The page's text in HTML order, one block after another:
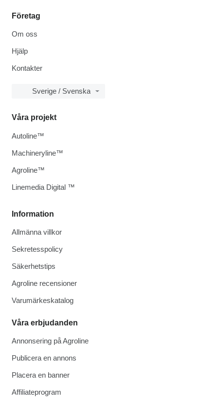
Företag
Om oss
Hjälp
Kontakter
Sverige / Svenska
Information
Allmänna villkor
Sekretesspolicy
Säkerhetstips
Agroline recensioner
Varumärkeskatalog
Våra erbjudanden
Annonsering på Agroline
Publicera en annons
Placera en banner
Affiliateprogram
Våra projekt
Autoline™
Machineryline™
Agroline™
Linemedia Digital ™